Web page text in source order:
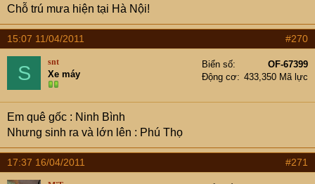
Chỗ trú mưa hiện tại Hà Nội!
15:07 11/04/2011 #270
S snt
Xe máy
Biển số
OF-67399
Động cơ
433,350 Mã lực
Em quê gốc : Ninh Bình
Nhưng sinh ra và lớn lên : Phú Thọ
17:37 16/04/2011 #271